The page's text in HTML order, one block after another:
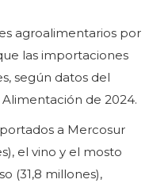
agroalimentarios por
las importaciones
según datos del
de 2024.
a Mercosur
el vino y el mosto
(31,8 millones),